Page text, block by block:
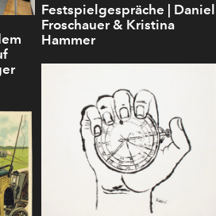
Festspielgespräche | Daniel
Froschauer & Kristina
Hammer